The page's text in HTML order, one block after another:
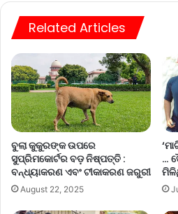
Related Articles
ବୁଲା କୁକୁରଙ୍କ ଉପରେ
ସୁପ୍ରିମକୋର୍ଟର ବଡ଼ ନିଷ୍ପତ୍ତି :
ବନ୍ଧ୍ୟାକରଣ ଏବଂ ଟୀକାକରଣ ଜରୁରୀ
August 22, 2025
…